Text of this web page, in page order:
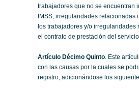
trabajadores que no se encuentran
IMSS, irregularidades relacionadas
los trabajadores y/o irregularidades
el contrato de prestación del
Artículo Décimo Quinto . Este
con las causas por la cuales se
registro, adicionándose los